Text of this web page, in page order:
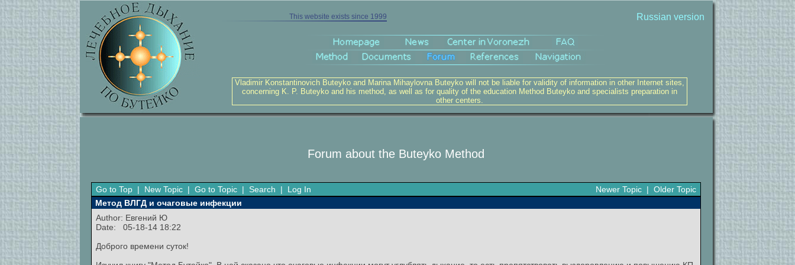
This website exists since 1999 Russian version
Vladimir Konstantinovich Buteyko and Marina Mihaylovna Buteyko will not be liable for validity of information in other Internet sites,
concerning K. P. Buteyko and his method, as well as for quality of the education Method Buteyko and specialists preparation in
other centers.
Forum about the Buteyko Method
Go to Top | New Topic | Go to Topic | Search | Log In Newer Topic | Older Topic
Метод ВЛГД и очаговые инфекции
Author: Евгений Ю
Date: 05-18-14 18:22
Доброго времени суток!